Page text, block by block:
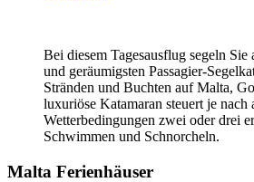
Bei diesem Tagesausflug segeln Sie
und geräumigsten Passagier-
Stränden und Buchten auf Malta,
luxuriöse Katamaran steuert je nach
Wetterbedingungen zwei oder drei
Schwimmen und Schnorcheln.
Malta Ferienhäuser